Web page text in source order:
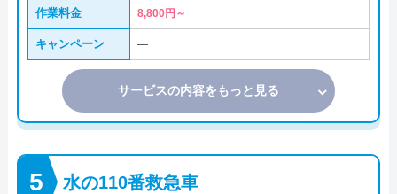
作業料金 8,800円～
キャンペーン ―
サービスの内容をもっと見る
水の110番救急車